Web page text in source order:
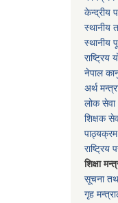
केन्द्रीय
स्थानीय
स्थानीय
राष्ट्रिय
नेपाल
अर्थ
लोक
शिक्षक
राष्ट्रिय
शिक्षा
सूचना
गृह